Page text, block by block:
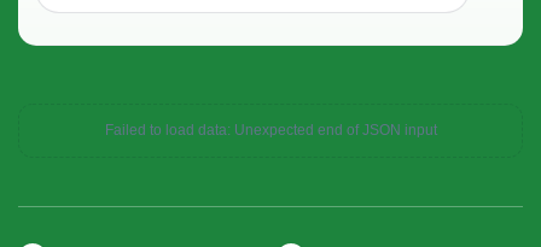
Failed to load data: Unexpected end of JSON input